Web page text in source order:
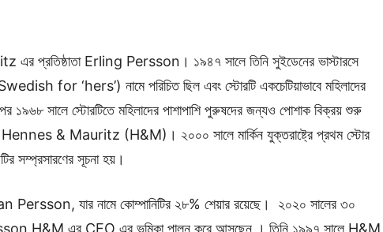
প্রতিষ্ঠাতা Erling Persson। ১৯৪৭ সালে তিনি সুইডেনের ভাস্টারসে
for ‘hers’) নামে পরিচিত ছিল এবং স্টোরটি একচেটিয়াভাবে মহিলাদের
১৯৬৮ সালে স্টোরটিতে মহিলাদের পাশাপাশি পুরুষদের জন্যও পোশাক বিক্রয় শুরু
Hennes & Mauritz (H&M)। ২০০০ সালে মার্কিন যুক্তরাষ্ট্রে প্রথম স্টোর
সম্প্রসারণের সূচনা হয়।
Persson, যার নামে কোম্পানিটির ২৮% শেয়ার রয়েছে। ২০২০ সালের ৩০
H&M এর CEO এর ভূমিকা পালন করে আসছেন । তিনি ১৯৯৭ সালে H&M